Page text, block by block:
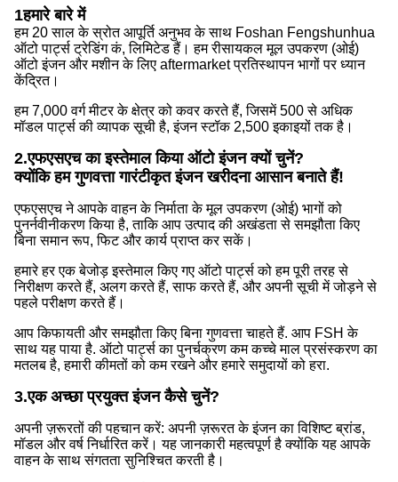
1हमारे बारे में
हम 20 साल के स्रोत आपूर्ति अनुभव के साथ Foshan Fengshunhua
ऑटो पार्ट्स ट्रेडिंग कं, लिमिटेड हैं। हम रीसायकल मूल उपकरण (ओई)
ऑटो इंजन और मशीन के लिए aftermarket प्रतिस्थापन भागों पर ध्यान
केंद्रित।
हम 7,000 वर्ग मीटर के क्षेत्र को कवर करते हैं, जिसमें 500 से अधिक
मॉडल पार्ट्स की व्यापक सूची है, इंजन स्टॉक 2,500 इकाइयों तक है।
2.एफएसएच का इस्तेमाल किया ऑटो इंजन क्यों चुनें?
क्योंकि हम गुणवत्ता गारंटीकृत इंजन खरीदना आसान बनाते हैं!
एफएसएच ने आपके वाहन के निर्माता के मूल उपकरण (ओई) भागों को
पुनर्नवीनीकरण किया है, ताकि आप उत्पाद की अखंडता से समझौता किए
बिना समान रूप, फिट और कार्य प्राप्त कर सकें।
हमारे हर एक बेजोड़ इस्तेमाल किए गए ऑटो पार्ट्स को हम पूरी तरह से
निरीक्षण करते हैं, अलग करते हैं, साफ करते हैं, और अपनी सूची में जोड़ने से
पहले परीक्षण करते हैं।
आप किफायती और समझौता किए बिना गुणवत्ता चाहते हैं. आप FSH के
साथ यह पाया है. ऑटो पार्ट्स का पुनर्चक्रण कम कच्चे माल प्रसंस्करण का
मतलब है, हमारी कीमतों को कम रखने और हमारे समुदायों को हरा.
3.एक अच्छा प्रयुक्त इंजन कैसे चुनें?
अपनी ज़रूरतों की पहचान करें: अपनी ज़रूरत के इंजन का विशिष्ट ब्रांड,
मॉडल और वर्ष निर्धारित करें। यह जानकारी महत्वपूर्ण है क्योंकि यह आपके
वाहन के साथ संगतता सुनिश्चित करती है।